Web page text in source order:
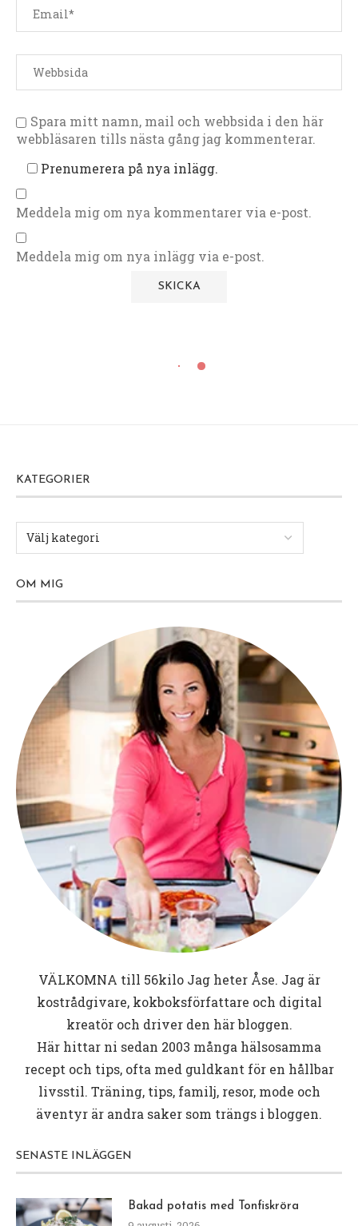
Spara mitt namn, mail och webbsida i den här
webbläsaren tills nästa gång jag kommenterar.
Prenumerera på nya inlägg.
Meddela mig om nya kommentarer via e-post.
Meddela mig om nya inlägg via e-post.
KATEGORIER
OM MIG
VÄLKOMNA till 56kiloJag heter Åse. Jag är
kostrådgivare, kokboksförfattare och digital
kreatör och driver den här bloggen.
Här hittar ni sedan 2003 många hälsosamma
recept och tips, ofta med guldkant för en hållbar
livsstil. Träning, tips, familj, resor, mode och
äventyr är andra saker som trängs i bloggen.
SENASTE INLÄGGEN
Bakad potatis med Tonfiskröra